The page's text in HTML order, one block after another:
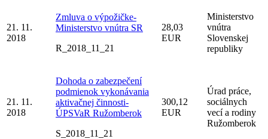
21. 11.
2018
Zmluva o výpožičke-
Ministerstvo vnútra SR
R_2018_11_21
28,03
EUR
Ministerstvo
vnútra
Slovenskej
republiky
21. 11.
2018
Dohoda o zabezpečení
podmienok vykonávania
aktivačnej činnosti-
ÚPSVaR Ružomberok
S_2018_11_21
300,12
EUR
Úrad práce,
sociálnych
vecí a rodiny
Ružomberok